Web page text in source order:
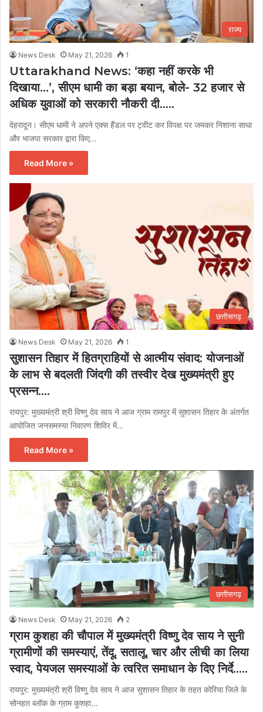
राज्य
News Desk May 21, 2026 1
Uttarakhand News: ‘कहा नहीं करके भी
दिखाया…’, सीएम धामी का बड़ा बयान, बोले- 32 हजार से
अधिक युवाओं को सरकारी नौकरी दी…..
देहरादून। सीएम धामी ने अपने एक्स हैंडल पर ट्वीट कर विपक्ष पर जमकर निशाना साधा
और भाजपा सरकार द्वारा किए…
Read More »
छत्तीसगढ़
News Desk May 21, 2026 1
सुशासन तिहार में हितग्राहियों से आत्मीय संवाद: योजनाओं
के लाभ से बदलती जिंदगी की तस्वीर देख मुख्यमंत्री हुए
प्रसन्न….
रायपुर: मुख्यमंत्री श्री विष्णु देव साय ने आज ग्राम रामपुर में सुशासन तिहार के अंतर्गत
आयोजित जनसमस्या निवारण शिविर में…
Read More »
छत्तीसगढ़
News Desk May 21, 2026 2
ग्राम कुशहा की चौपाल में मुख्यमंत्री विष्णु देव साय ने सुनी
ग्रामीणों की समस्याएं, तेंदू, सतालू, चार और लीची का लिया
स्वाद, पेयजल समस्याओं के त्वरित समाधान के दिए निर्दे…..
रायपुर: मुख्यमंत्री श्री विष्णु देव साय ने आज सुशासन तिहार के तहत कोरिया जिले के
सोनहत ब्लॉक के ग्राम कुशहा…